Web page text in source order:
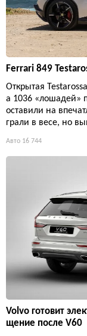
Ferrari 849
Открытая
а 1036 «лошадей»
оставили на
грали в весе, но
Авто 16 744
Volvo готовит
щение после V60